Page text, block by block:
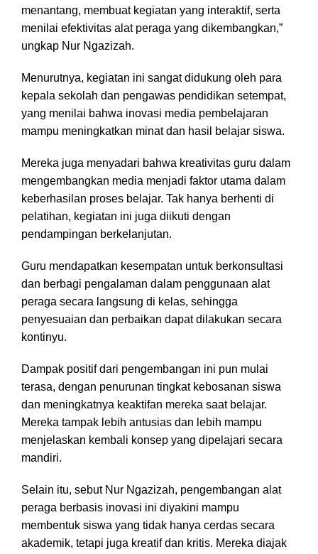
menantang, membuat kegiatan yang interaktif, serta
menilai efektivitas alat peraga yang dikembangkan,”
ungkap Nur Ngazizah.
Menurutnya, kegiatan ini sangat didukung oleh para
kepala sekolah dan pengawas pendidikan setempat,
yang menilai bahwa inovasi media pembelajaran
mampu meningkatkan minat dan hasil belajar siswa.
Mereka juga menyadari bahwa kreativitas guru dalam
mengembangkan media menjadi faktor utama dalam
keberhasilan proses belajar. Tak hanya berhenti di
pelatihan, kegiatan ini juga diikuti dengan
pendampingan berkelanjutan.
Guru mendapatkan kesempatan untuk berkonsultasi
dan berbagi pengalaman dalam penggunaan alat
peraga secara langsung di kelas, sehingga
penyesuaian dan perbaikan dapat dilakukan secara
kontinyu.
Dampak positif dari pengembangan ini pun mulai
terasa, dengan penurunan tingkat kebosanan siswa
dan meningkatnya keaktifan mereka saat belajar.
Mereka tampak lebih antusias dan lebih mampu
menjelaskan kembali konsep yang dipelajari secara
mandiri.
Selain itu, sebut Nur Ngazizah, pengembangan alat
peraga berbasis inovasi ini diyakini mampu
membentuk siswa yang tidak hanya cerdas secara
akademik, tetapi juga kreatif dan kritis. Mereka diajak